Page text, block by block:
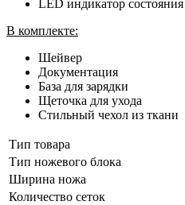
LED индикатор состояния
В комплекте:
Шейвер
Документация
База для зарядки
Щеточка для ухода
Стильный чехол из ткани
Тип товара
Тип ножевого блока
Ширина ножа
Количество сеток